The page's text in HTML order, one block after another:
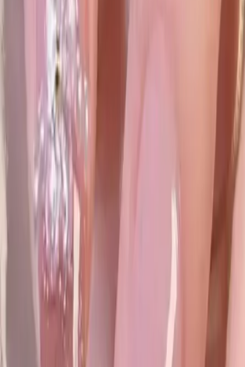
Müşteri Geri Bildirimleri ve
Değerlendirme
Olumlu Yönler
Tırnak tasarımının kaliteli ve şık olması
Kolay takıp çıkarılabilen yapısı
Uygun boyut seçenekleri ve doğal
Zarif renkler ve desenler
Geliştirilmesi Gereken Noktalar
Yapışkanın dayanıklılığının artırılması
Bazı tırnakların küçük olması nedeniyle
Uç kısımların sertliği nedeniyle
gerektirmesi